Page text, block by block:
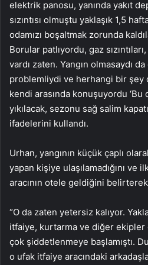
elektrik panosu, yanında yakıt
sızıntısı olmuştu yaklaşık 1,5
odamızı boşaltmak zorunda
Borular patlıyordu, gaz
vardı zaten. Yangın olmasaydı
problemliydi ve herhangi bir şey
kendi arasında konuşuyordu ‘Bu
yıkılacak, sezonu sağ salim
ifadelerini kullandı.
Urhan, yangının küçük çaplı
yapan kişiye ulaşılamadığını ve
aracının otele geldiğini
“O da zaten yetersiz kalıyor.
itfaiye, kurtarma ve diğer ekipler
çok şiddetlenmeye başlamıştı.
o ufak itfaiye aracındaki